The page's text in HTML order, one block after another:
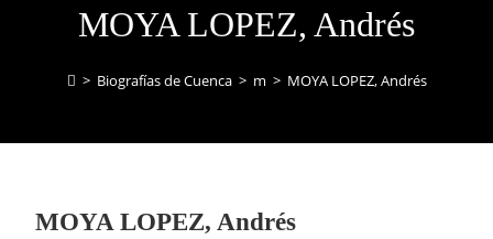
MOYA LOPEZ, Andrés
> Biografías de Cuenca > m > MOYA LOPEZ, Andrés
MOYA LOPEZ, Andrés